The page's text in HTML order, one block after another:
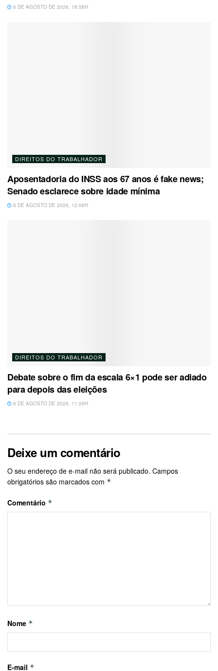
6 DE AGOSTO DE 2026, 18:56H
DIREITOS DO TRABALHADOR
Aposentadoria do INSS aos 67 anos é fake news;
Senado esclarece sobre idade mínima
6 DE AGOSTO DE 2026, 12:06H
DIREITOS DO TRABALHADOR
Debate sobre o fim da escala 6×1 pode ser adiado
para depois das eleições
6 DE AGOSTO DE 2026, 11:29H
Deixe um comentário
O seu endereço de e-mail não será publicado. Campos
obrigatórios são marcados com *
Comentário *
Nome *
E-mail *